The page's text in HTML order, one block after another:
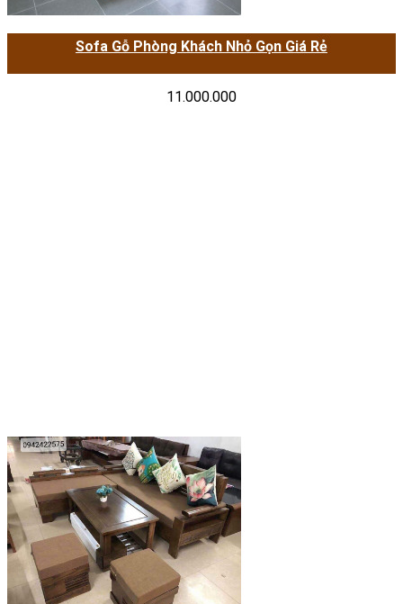
Sofa Gỗ Phòng Khách Nhỏ Gọn Giá Rẻ
11.000.000